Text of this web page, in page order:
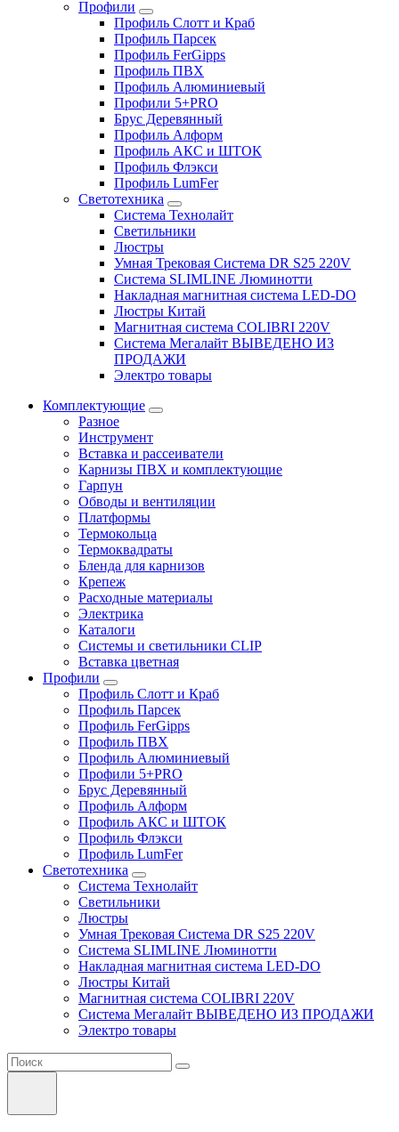
Профили
Профиль Слотт и Краб
Профиль Парсек
Профиль FerGipps
Профиль ПВХ
Профиль Алюминиевый
Профили 5+PRO
Брус Деревянный
Профиль Алформ
Профиль АКС и ШТОК
Профиль Флэкси
Профиль LumFer
Светотехника
Система Технолайт
Светильники
Люстры
Умная Трековая Система DR S25 220V
Система SLIMLINE Люминотти
Накладная магнитная система LED-DO
Люстры Китай
Магнитная система COLIBRI 220V
Система Мегалайт ВЫВЕДЕНО ИЗ
ПРОДАЖИ
Электро товары
Комплектующие
Разное
Инструмент
Вставка и рассеиватели
Карнизы ПВХ и комплектующие
Гарпун
Обводы и вентиляции
Платформы
Термокольца
Термоквадраты
Бленда для карнизов
Крепеж
Расходные материалы
Электрика
Каталоги
Системы и светильники CLIP
Вставка цветная
Профили
Профиль Слотт и Краб
Профиль Парсек
Профиль FerGipps
Профиль ПВХ
Профиль Алюминиевый
Профили 5+PRO
Брус Деревянный
Профиль Алформ
Профиль АКС и ШТОК
Профиль Флэкси
Профиль LumFer
Светотехника
Система Технолайт
Светильники
Люстры
Умная Трековая Система DR S25 220V
Система SLIMLINE Люминотти
Накладная магнитная система LED-DO
Люстры Китай
Магнитная система COLIBRI 220V
Система Мегалайт ВЫВЕДЕНО ИЗ ПРОДАЖИ
Электро товары